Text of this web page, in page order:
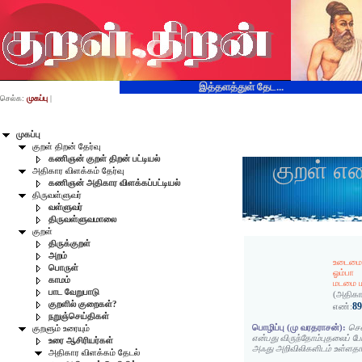
இத்தளத்துள் தேட...
முகப்பு
குறள் திறன் தேர்வு
கணிஞன் குறள் திறன் பட்டியல்
அதிகார விளக்கம் தேர்வு
கணிஞன் அதிகார விளக்கப்பட்டியல்
திருவள்ளுவர்
வள்ளுவர்
திருவள்ளுவமாலை
குறள்
திருக்குறள்
அறம்
பொருள்
காமம்
பாட வேறுபாடு
குறளில் குறைகள்?
நறுஞ்செய்திகள்
குறளும் உரையும்
உரை ஆசிரியர்கள்
அதிகார விளக்கம் தேடல்
செல்க: முகப்பு |
குறள்
ஓம்பா
மடமை
எண்:89
பொழிப்பு (மு வரதராசன்):
என்பது விருந்தோம்புதலைப்
அஃது அறிவிலிகளிடம்